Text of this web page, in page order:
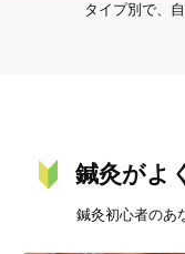
駅近
タイプ別で、
鍼灸がよ
鍼灸初心者のあ